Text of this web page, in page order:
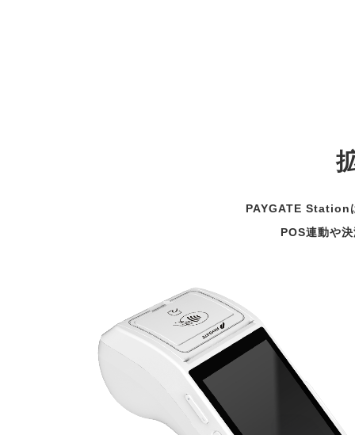
PAYGATE Station
POS連動や